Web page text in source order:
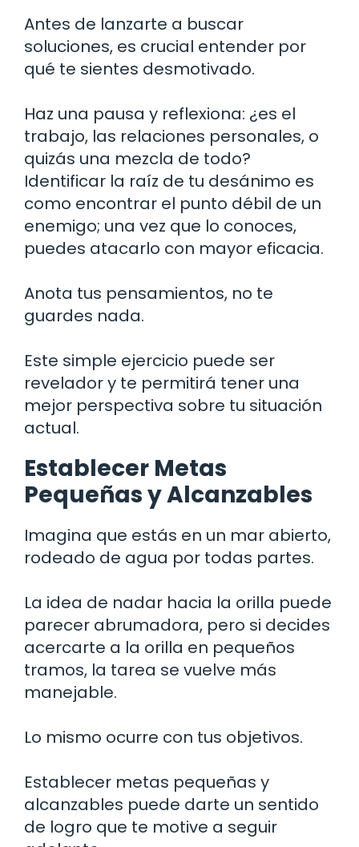
Antes de lanzarte a buscar
soluciones, es crucial entender por
qué te sientes desmotivado.
Haz una pausa y reflexiona: ¿es el
trabajo, las relaciones personales, o
quizás una mezcla de todo?
Identificar la raíz de tu desánimo es
como encontrar el punto débil de un
enemigo; una vez que lo conoces,
puedes atacarlo con mayor eficacia.
Anota tus pensamientos, no te
guardes nada.
Este simple ejercicio puede ser
revelador y te permitirá tener una
mejor perspectiva sobre tu situación
actual.
Establecer Metas
Pequeñas y Alcanzables
Imagina que estás en un mar abierto,
rodeado de agua por todas partes.
La idea de nadar hacia la orilla puede
parecer abrumadora, pero si decides
acercarte a la orilla en pequeños
tramos, la tarea se vuelve más
manejable.
Lo mismo ocurre con tus objetivos.
Establecer metas pequeñas y
alcanzables puede darte un sentido
de logro que te motive a seguir